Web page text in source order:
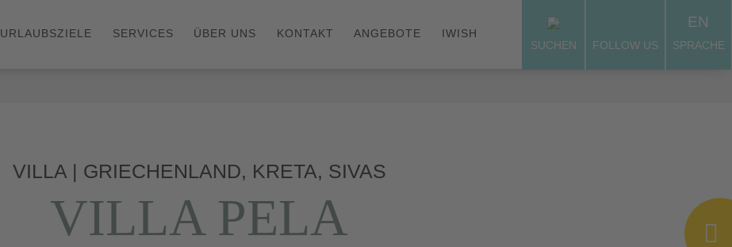
URLAUBSZIELE SERVICES ÜBER UNS KONTAKT ANGEBOTE IWISH
SUCHEN FOLLOW US
EN
SPRACHE
VILLA | GRIECHENLAND, KRETA, SIVAS
VILLA PELA